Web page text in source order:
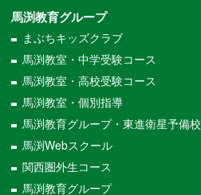
馬渕教育グループ
まぶちキッズクラブ
馬渕教室・中学受験コース
馬渕教室・高校受験コース
馬渕教室・個別指導
馬渕教育グループ・東進衛星予備校
馬渕Webスクール
関西圏外生コース
馬渕教育グループ